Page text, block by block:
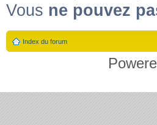
Vous ne pouvez
Index du forum